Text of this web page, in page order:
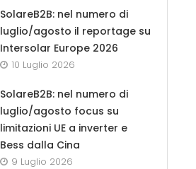
SolareB2B: nel numero di
luglio/agosto il reportage su
Intersolar Europe 2026
10 Luglio 2026
SolareB2B: nel numero di
luglio/agosto focus su
limitazioni UE a inverter e
Bess dalla Cina
9 Luglio 2026